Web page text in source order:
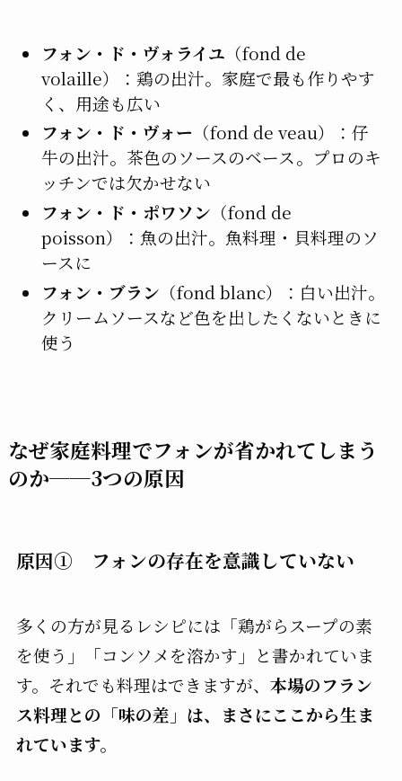
フォン・ド・ヴォライユ （fond de
volaille）：鶏の出汁。家庭で最も作りやす
く、用途も広い
フォン・ド・ヴォー （fond de veau）：仔
牛の出汁。茶色のソースのベース。プロのキ
ッチンでは欠かせない
フォン・ド・ポワソン （fond de
poisson）：魚の出汁。魚料理・貝料理のソ
ースに
フォン・ブラン （fond blanc）：白い出汁。
クリームソースなど色を出したくないときに
使う
なぜ家庭料理でフォンが省かれてしまう
のか──3つの原因
原因① フォンの存在を意識していない
多くの方が見るレシピには「鶏がらスープの素
を使う」「コンソメを溶かす」と書かれていま
す。それでも料理はできますが、 本場のフラン
ス料理との「味の差」は、まさにここから生ま
れています。